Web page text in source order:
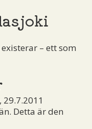
– ett som
Detta är den